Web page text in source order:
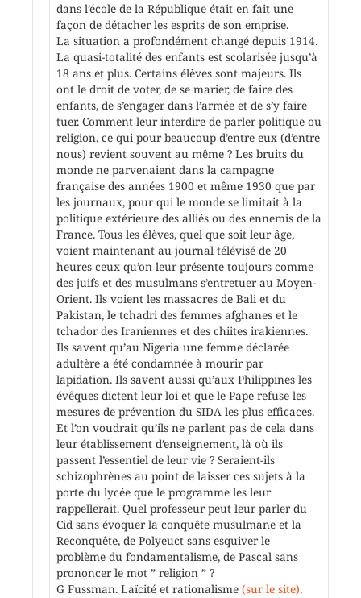
dans l’école de la République était en fait une
façon de détacher les esprits de son emprise.
La situation a profondément changé depuis 1914.
La quasi-totalité des enfants est scolarisée jusqu’à
18 ans et plus. Certains élèves sont majeurs. Ils
ont le droit de voter, de se marier, de faire des
enfants, de s’engager dans l’armée et de s’y faire
tuer. Comment leur interdire de parler politique ou
religion, ce qui pour beaucoup d’entre eux (d’entre
nous) revient souvent au même ? Les bruits du
monde ne parvenaient dans la campagne
française des années 1900 et même 1930 que par
les journaux, pour qui le monde se limitait à la
politique extérieure des alliés ou des ennemis de la
France. Tous les élèves, quel que soit leur âge,
voient maintenant au journal télévisé de 20
heures ceux qu’on leur présente toujours comme
des juifs et des musulmans s’entretuer au Moyen-
Orient. Ils voient les massacres de Bali et du
Pakistan, le tchadri des femmes afghanes et le
tchador des Iraniennes et des chiites irakiennes.
Ils savent qu’au Nigeria une femme déclarée
adultère a été condamnée à mourir par
lapidation. Ils savent aussi qu’aux Philippines les
évêques dictent leur loi et que le Pape refuse les
mesures de prévention du SIDA les plus efficaces.
Et l’on voudrait qu’ils ne parlent pas de cela dans
leur établissement d’enseignement, là où ils
passent l’essentiel de leur vie ? Seraient-ils
schizophrènes au point de laisser ces sujets à la
porte du lycée que le programme les leur
rappellerait. Quel professeur peut leur parler du
Cid sans évoquer la conquête musulmane et la
Reconquête, de Polyeuct sans esquiver le
problème du fondamentalisme, de Pascal sans
prononcer le mot ” religion ” ?
G Fussman. Laïcité et rationalisme (sur le site).